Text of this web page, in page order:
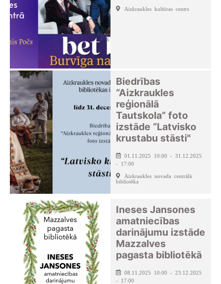
Aizkraukles kultūras centrs
Biedrības
“Aizkraukles
reģionālā
Tautskola” foto
izstāde “Latvisko
krustabu stāsti"
01.11.2025 10:00 - 31.12.2025
- 17:00
Aizkraukles novada centrālā
bibliotēka
Ineses Jansones
amatniecības
darinājumu izstāde
Mazzalves
pagasta bibliotēkā
08.11.2025 10:00 - 23.12.2025
- 17:00